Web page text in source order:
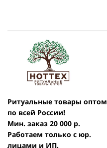
Ритуальные товары оптом
по всей России!
Мин. заказ 20 000 р.
Работаем только с юр.
лицами и ИП.